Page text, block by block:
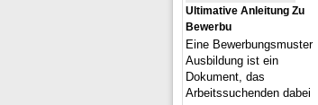
Ultimative Anleitung Zu
Bewerbu
Eine Bewerbungsmuster
Ausbildung ist ein
Dokument, das
Arbeitssuchenden dabei